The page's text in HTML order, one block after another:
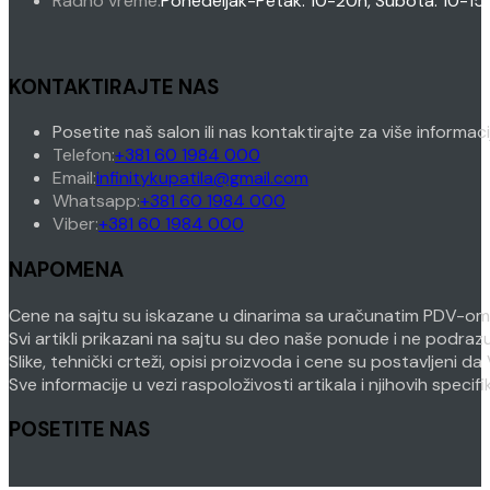
KONTAKTIRAJTE NAS
Posetite naš salon ili nas kontaktirajte za više
Telefon:+381 60 1984 000
in
your
Email:infinitykupatila@gmail.com
Whatsapp:+381 60 1984 000
Viber:+381 60 1984 000
NAPOMENA
Cene na sajtu su iskazane u dinarima sa uračunatim PDV-
Svi artikli prikazani na sajtu su deo naše ponude i ne
Slike, tehnički crteži, opisi proizvoda i cene su postavljeni
Sve informacije u vezi raspoloživosti artikala i njihovih
POSETITE NAS